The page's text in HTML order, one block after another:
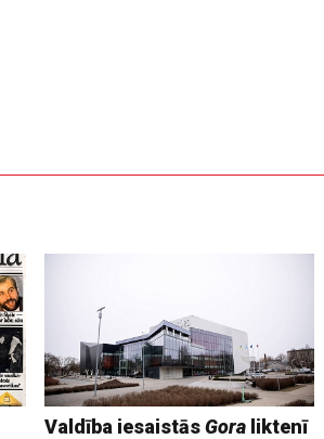
Valdība iesaistāsGoraliktenī